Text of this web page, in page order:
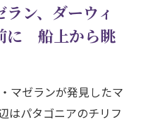
ラン、ダーウィ
に 船上から眺
マゼランが発見したマ
はパタゴニアのチリフ